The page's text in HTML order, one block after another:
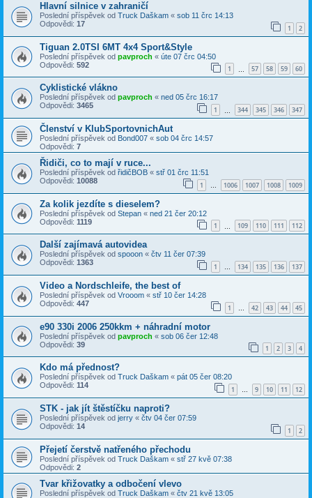
Hlavní silnice v zahraničí
Poslední příspěvek od Truck Daškam « sob 11 črc 14:13
Odpovědi: 17 1 2
Tiguan 2.0TSI 6MT 4x4 Sport&Style
Poslední příspěvek od pavproch « úte 07 črc 04:50
Odpovědi: 592 1 57 58 59 60
Cyklistické vlákno
Poslední příspěvek od pavproch « ned 05 črc 16:17
Odpovědi: 3465 1 344 345 346 347
Členství v KlubSportovnichAut
Poslední příspěvek od Bond007 « sob 04 črc 14:57
Odpovědi: 7
Řidiči, co to mají v ruce...
Poslední příspěvek od řidičBOB « stř 01 črc 11:51
Odpovědi: 10088 1 … 1006 1007 1008 1009
Za kolik jezdíte s dieselem?
Poslední příspěvek od Stepan « ned 21 čer 20:12
Odpovědi: 1119 1 109 110 111 112
Další zajímavá autovidea
Poslední příspěvek od spooon « čtv 11 čer 07:39
Odpovědi: 1363 1 … 134 135 136 137
Video a Nordschleife, the best of
Poslední příspěvek od Vrooom « stř 10 čer 14:28
Odpovědi: 447 1 … 42 43 44 45
e90 330i 2006 250kkm + náhradní motor
Poslední příspěvek od pavproch « sob 06 čer 12:48
Odpovědi: 39 1 2 3 4
Kdo má přednost?
Poslední příspěvek od Truck Daškam « pát 05 čer 08:20
Odpovědi: 114 1 … 9 10 11 12
STK - jak jít štěstíčku naproti?
Poslední příspěvek od jerry « čtv 04 čer 07:59
Odpovědi: 14 1 2
Přejetí čerstvě natřeného přechodu
Poslední příspěvek od Truck Daškam « stř 27 kvě 07:38
Odpovědi: 2
Tvar křižovatky a odbočení vlevo
Poslední příspěvek od Truck Daškam « čtv 21 kvě 13:05